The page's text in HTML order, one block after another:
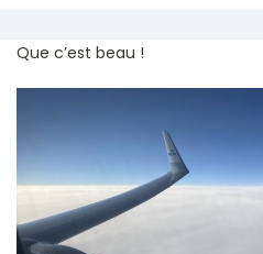
Que c’est beau !